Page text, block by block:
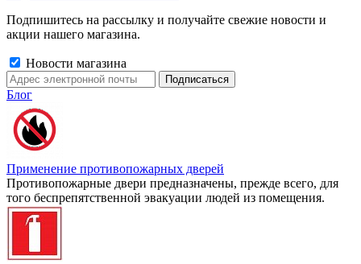
Подпишитесь на рассылку и получайте свежие новости и
акции нашего магазина.
Новости магазина
Блог
Применение противопожарных дверей
Противопожарные двери предназначены, прежде всего, для
того беспрепятственной эвакуации людей из помещения.